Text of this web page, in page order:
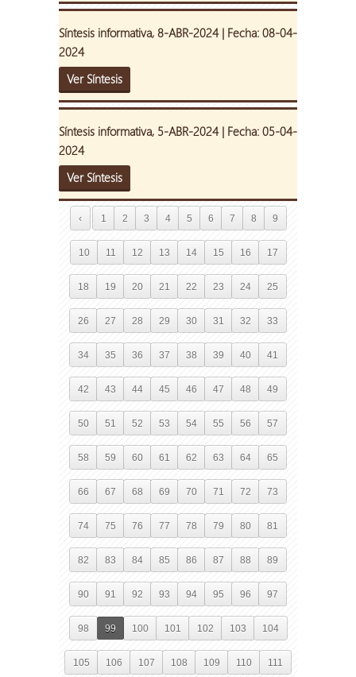
Síntesis informativa, 8-ABR-2024 | Fecha: 08-04-
2024
Ver Síntesis
Síntesis informativa, 5-ABR-2024 | Fecha: 05-04-
2024
Ver Síntesis
‹ 1 2 3 4 5 6 7 8 9
10 11 12 13 14 15 16 17
18 19 20 21 22 23 24 25
26 27 28 29 30 31 32 33
34 35 36 37 38 39 40 41
42 43 44 45 46 47 48 49
50 51 52 53 54 55 56 57
58 59 60 61 62 63 64 65
66 67 68 69 70 71 72 73
74 75 76 77 78 79 80 81
82 83 84 85 86 87 88 89
90 91 92 93 94 95 96 97
98 99 100 101 102 103 104
105 106 107 108 109 110 111